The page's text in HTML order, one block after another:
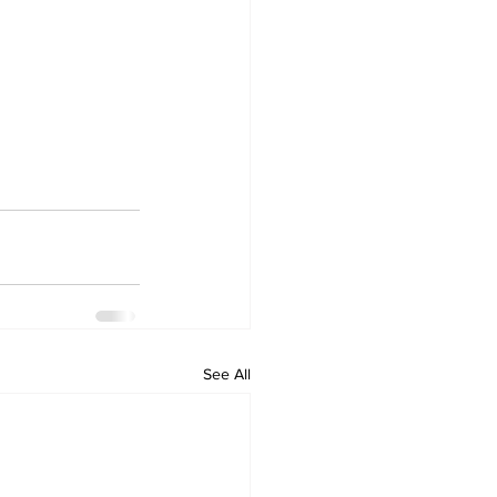
See All